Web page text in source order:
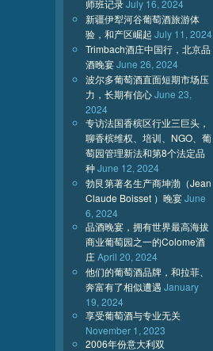
师班记录July 16, 2024
新疆伊犁河谷葡萄酒旅游体
验，和产区崛起 July 11, 2024
Trimbach酒庄中国行，北京品
酒晚宴June 26, 2024
波尔多葡萄酒直面短期市场压
力，长期有信心June 23,
2024
专访法国香槟区行业三巨头，
聊香槟维权、培训、NGO、葡
萄园管理新法和第8个法定品
种June 12, 2024
勃艮第著名生产商坤渤（Jean
Claude Boisset ）晚宴June
6, 2024
品酒晚宴，拥有世界最高海拔
商业葡萄园之一的Colome酒
庄April 20, 2024
他们的葡萄酒品牌，和拉菲、
奔富有了相似遭遇 January
19, 2024
享受葡萄酒与专业无关
November 1, 2023
2006年份意大利双